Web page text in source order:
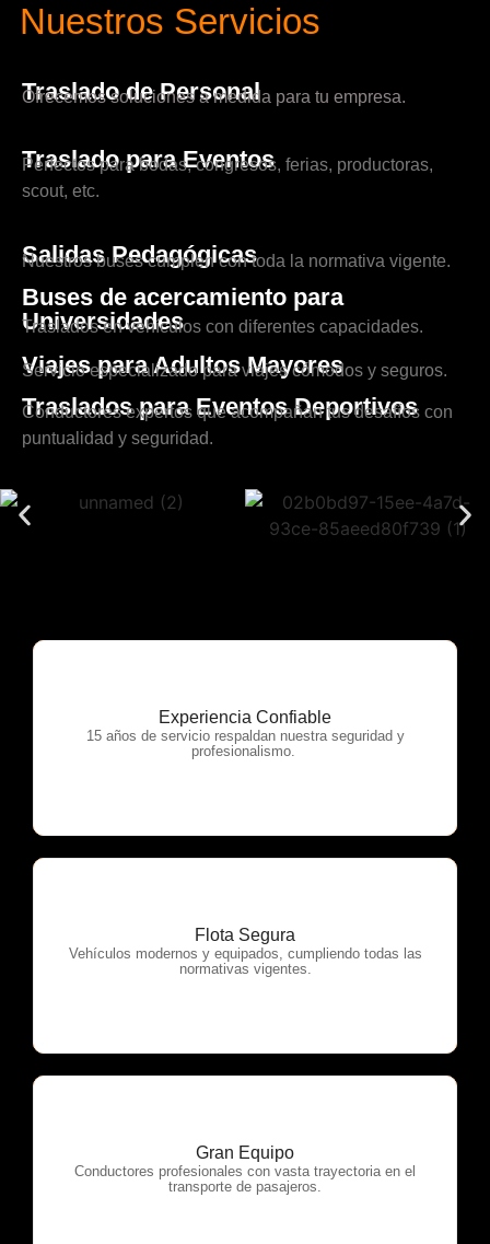
Nuestros Servicios
Traslado de Personal
Ofrecemos soluciones a medida para tu empresa.
Traslado para Eventos
Perfectos para bodas, congresos, ferias, productoras,
scout, etc.
Salidas Pedagógicas
Nuestros buses cumplen con toda la normativa vigente.
Buses de acercamiento para
Universidades
Traslados en vehículos con diferentes capacidades.
Viajes para Adultos Mayores
Servicio especializado para viajes cómodos y seguros.
Traslados para Eventos Deportivos
Conductores expertos que acompañan tus desafíos con
puntualidad y seguridad.
Experiencia Confiable
15 años de servicio respaldan nuestra seguridad y
profesionalismo.
OTP Servicios
Flota Segura
Vehículos modernos y equipados, cumpliendo todas las
normativas vigentes.
OTP Servicios
Gran Equipo
Conductores profesionales con vasta trayectoria en el
transporte de pasajeros.
OTP Servicios